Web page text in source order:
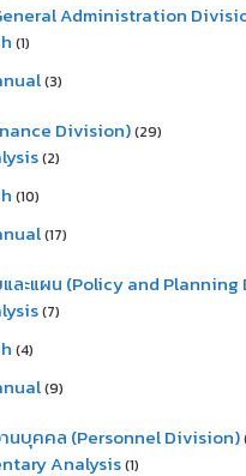
Administration
(1)
(3)
Division)(29)
(2)
(10)
(17)
ละแผน (Policy and
(7)
(4)
(9)
นบุคคล (Personnel Division)
Analysis(1)